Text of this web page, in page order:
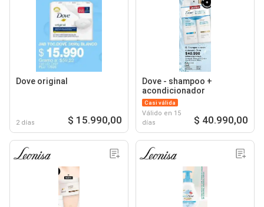
Dove original
2 días $ 15.990,00
Dove - shampoo +
acondicionador
Casi válida
Válido en 15
días
$ 40.990,00